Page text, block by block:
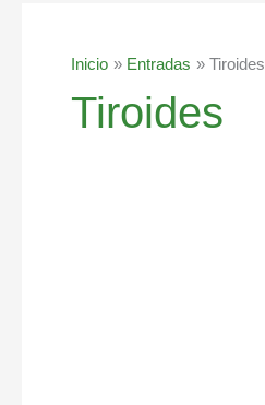
Inicio Entradas Tiroides
Tiroides